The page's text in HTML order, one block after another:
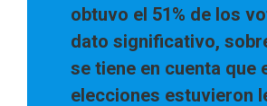
obtuvo el 51% de los
dato significativo,
se tiene en cuenta que
elecciones estuvieron